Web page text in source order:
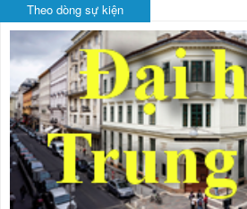
Theo dòng sự kiện